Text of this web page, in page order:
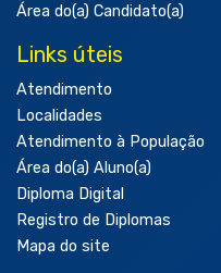
Área do(a) Candidato(a)
Links úteis
Atendimento
Localidades
Atendimento à População
Área do(a) Aluno(a)
Diploma Digital
Registro de Diplomas
Mapa do site